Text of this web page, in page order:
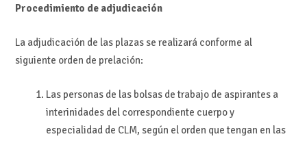
Procedimiento de adjudicación
La adjudicación de las plazas se realizará conforme al
siguiente orden de prelación:
Las personas de las bolsas de trabajo de aspirantes a
interinidades del correspondiente cuerpo y
especialidad de CLM, según el orden que tengan en las